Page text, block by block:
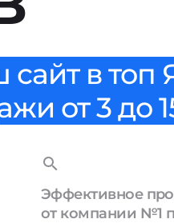
в топ
от 3 до
Эффективное
от компании №1